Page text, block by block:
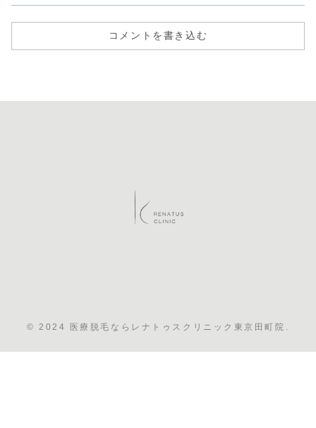
コメントを書き込む
© 2024 医療脱毛ならレナトゥスクリニック東京田町院.